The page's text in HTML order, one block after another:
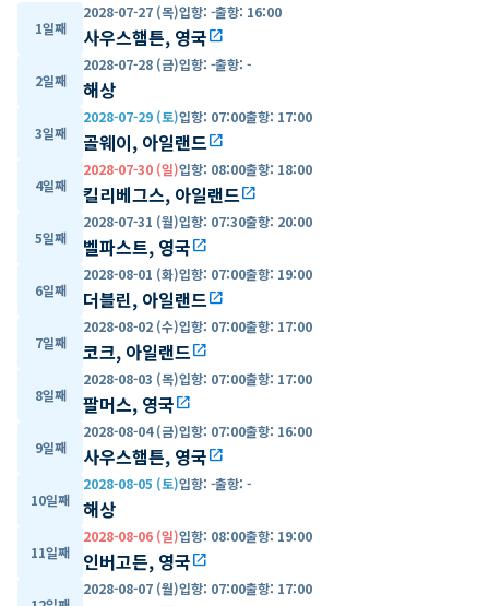
1일째
2028-07-27 (목)입항: -출항: 16:00
사우스햄튼, 영국open_in_new
2일째
2028-07-28 (금)입항: -출항: -
해상
3일째
2028-07-29 (토)입항: 07:00출항: 17:00
골웨이, 아일랜드open_in_new
4일째
2028-07-30 (일)입항: 08:00출항: 18:00
킬리베그스, 아일랜드open_in_new
5일째
2028-07-31 (월)입항: 07:30출항: 20:00
벨파스트, 영국open_in_new
6일째
2028-08-01 (화)입항: 07:00출항: 19:00
더블린, 아일랜드open_in_new
7일째
2028-08-02 (수)입항: 07:00출항: 17:00
코크, 아일랜드open_in_new
8일째
2028-08-03 (목)입항: 07:00출항: 17:00
팔머스, 영국open_in_new
9일째
2028-08-04 (금)입항: 07:00출항: 16:00
사우스햄튼, 영국open_in_new
10일째
2028-08-05 (토)입항: -출항: -
해상
11일째
2028-08-06 (일)입항: 08:00출항: 19:00
인버고든, 영국open_in_new
2028-08-07 (월)입항: 07:00출항: 17:00